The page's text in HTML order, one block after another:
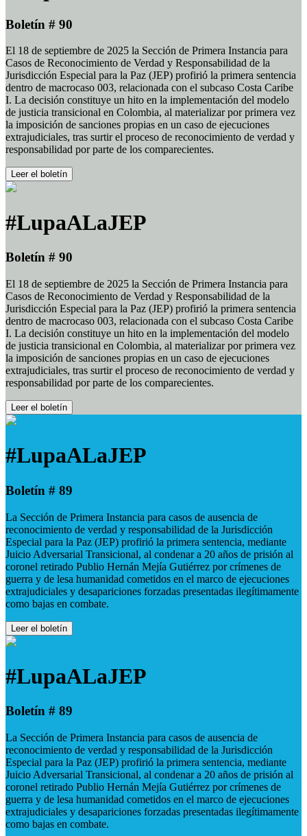
Boletín # 90
El 18 de septiembre de 2025 la Sección de Primera Instancia para
Casos de Reconocimiento de Verdad y Responsabilidad de la
Jurisdicción Especial para la Paz (JEP) profirió la primera sentencia
dentro de macrocaso 003, relacionada con el subcaso Costa Caribe
I. La decisión constituye un hito en la implementación del modelo
de justicia transicional en Colombia, al materializar por primera vez
la imposición de sanciones propias en un caso de ejecuciones
extrajudiciales, tras surtir el proceso de reconocimiento de verdad y
responsabilidad por parte de los comparecientes.
Leer el boletín
#LupaALaJEP
Boletín # 90
El 18 de septiembre de 2025 la Sección de Primera Instancia para
Casos de Reconocimiento de Verdad y Responsabilidad de la
Jurisdicción Especial para la Paz (JEP) profirió la primera sentencia
dentro de macrocaso 003, relacionada con el subcaso Costa Caribe
I. La decisión constituye un hito en la implementación del modelo
de justicia transicional en Colombia, al materializar por primera vez
la imposición de sanciones propias en un caso de ejecuciones
extrajudiciales, tras surtir el proceso de reconocimiento de verdad y
responsabilidad por parte de los comparecientes.
Leer el boletín
#LupaALaJEP
Boletín # 89
La Sección de Primera Instancia para casos de ausencia de
reconocimiento de verdad y responsabilidad de la Jurisdicción
Especial para la Paz (JEP) profirió la primera sentencia, mediante
Juicio Adversarial Transicional, al condenar a 20 años de prisión al
coronel retirado Publio Hernán Mejía Gutiérrez por crímenes de
guerra y de lesa humanidad cometidos en el marco de ejecuciones
extrajudiciales y desapariciones forzadas presentadas ilegítimamente
como bajas en combate.
Leer el boletín
#LupaALaJEP
Boletín # 89
La Sección de Primera Instancia para casos de ausencia de
reconocimiento de verdad y responsabilidad de la Jurisdicción
Especial para la Paz (JEP) profirió la primera sentencia, mediante
Juicio Adversarial Transicional, al condenar a 20 años de prisión al
coronel retirado Publio Hernán Mejía Gutiérrez por crímenes de
guerra y de lesa humanidad cometidos en el marco de ejecuciones
extrajudiciales y desapariciones forzadas presentadas ilegítimamente
como bajas en combate.